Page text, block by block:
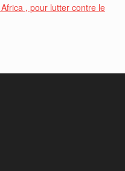
, pour lutter contre le